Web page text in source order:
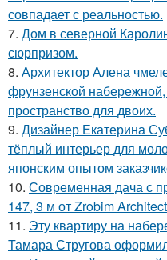
совпадает с реальностью.
7. Дом в северной
сюрпризом.
8. Архитектор Алена
фрунзенской
пространство для двоих.
9. Дизайнер Екатерина
тёплый интерьер для
японским опытом
10. Современная дача с
147, 3 м от Zrobim
11. Эту квартиру на
Тамара Стругова